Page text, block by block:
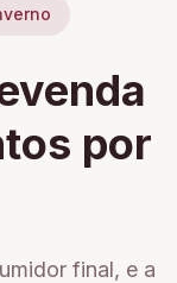
por
final, e a